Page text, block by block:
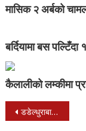
मासिक २ अर्बको
बर्दियामा बस
कैलालीको लम्कीमा
Post
डडेल्धुराबाट डोटी जादै गरेको स्कुल बस दुर्घटना : १६ जनाको मृत्यु